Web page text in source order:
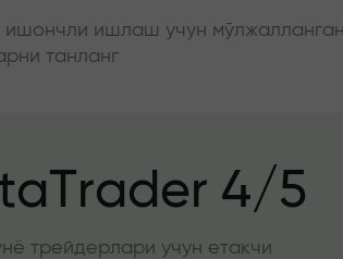
ишончли ишлаш учун
танланг
4/5
трейдерлари учун етакчи